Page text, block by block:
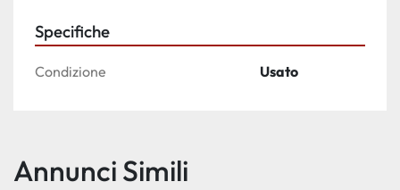
Specifiche
Condizione Usato
Annunci Simili